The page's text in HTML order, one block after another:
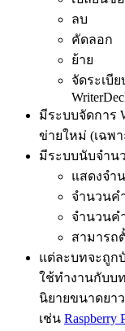
ลบ
คัดลอก
ย้าย
จัดระเบี
มีระบบจัดการ
ข่ายใหม่ (เฉพา
มีระบบนับจำน
แสดงจำ
จำนวนค
จำนวนค
สามารถ
แต่ละบทจะถูก
ใช้ทำงานกับบ
นิยายขนาดยา
เช่น Raspberry